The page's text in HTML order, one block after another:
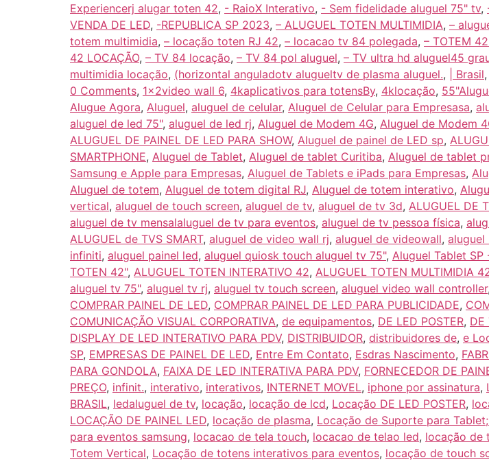
Experiencerj alugar toten 42, - RaioX Interativo, - Sem fidelidade aluguel 75" tv,
VENDA DE LED, -REPUBLICA SP 2023, – ALUGUEL TOTEN MULTIMIDIA, –
totem multimidia, – locação toten RJ 42, – locacao tv 84 polegada, – TOTEM
42 LOCAÇÃO, – TV 84 locação, – TV 84 pol aluguel, – TV ultra hd aluguel45
multimidia locação, (horizontal anguladotv alugueltv de plasma aluguel., | Brasil,
0 Comments, 1x2video wall 6, 4kaplicativos para totensBy, 4klocação,
Alugue Agora, Aluguel, aluguel de celular, Aluguel de Celular para Empresasa,
aluguel de led 75", aluguel de led rj, Aluguel de Modem 4G, Aluguel de Modem
ALUGUEL DE PAINEL DE LED PARA SHOW, Aluguel de painel de LED sp,
SMARTPHONE, Aluguel de Tablet, Aluguel de tablet Curitiba, Aluguel de tablet
Samsung e Apple para Empresas, Aluguel de Tablets e iPads para Empresas,
Aluguel de totem, Aluguel de totem digital RJ, Aluguel de totem interativo,
vertical, aluguel de touch screen, aluguel de tv, aluguel de tv 3d, ALUGUEL DE
aluguel de tv mensalaluguel de tv para eventos, aluguel de tv pessoa física,
ALUGUEL de TVS SMART, aluguel de video wall rj, aluguel de videowall,
infiniti, aluguel painel led, aluguel quiosk touch aluguel tv 75", Aluguel Tablet SP
TOTEN 42", ALUGUEL TOTEN INTERATIVO 42, ALUGUEL TOTEN MULTIMIDIA
aluguel tv 75", aluguel tv rj, aluguel tv touch screen, aluguel video wall controller,
COMPRAR PAINEL DE LED, COMPRAR PAINEL DE LED PARA PUBLICIDADE,
COMUNICAÇÃO VISUAL CORPORATIVA, de equipamentos, DE LED POSTER, DE
DISPLAY DE LED INTERATIVO PARA PDV, DISTRIBUIDOR, distribuidores de, e
SP, EMPRESAS DE PAINEL DE LED, Entre Em Contato, Esdras Nascimento,
PARA GONDOLA, FAIXA DE LED INTERATIVA PARA PDV, FORNECEDOR DE
PREÇO, infinit., interativo, interativos, INTERNET MOVEL, iphone por assinatura,
BRASIL, ledaluguel de tv, locação, locação de lcd, Locação DE LED POSTER,
LOCAÇÃO DE PAINEL LED, locação de plasma, Locação de Suporte para
para eventos samsung, locacao de tela touch, locacao de telao led, locação de
Totem Vertical, Locação de totens interativos para eventos, locação de touch